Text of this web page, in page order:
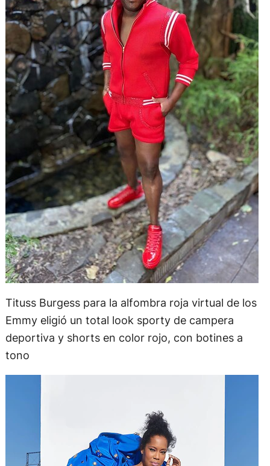
Tituss Burgess para la alfombra roja virtual de los
Emmy eligió un total look sporty de campera
deportiva y shorts en color rojo, con botines a
tono